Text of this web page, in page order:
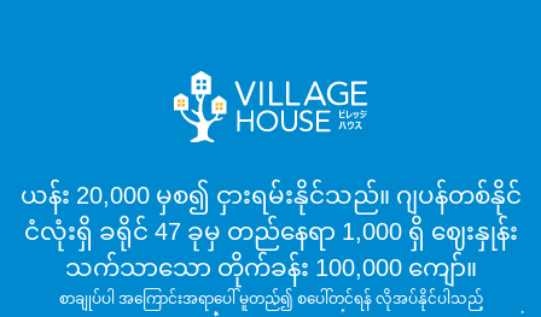
ယန်း 20,000 မှစ၍ ငှားရမ်းနိုင်သည်။ ဂျပန်တစ်နိုင်
ငံလုံးရှိ ခရိုင် 47 ခုမှ တည်နေရာ 1,000 ရှိ ဈေးနှုန်း
သက်သာသော တိုက်ခန်း 100,000 ကျော်။
စာချုပ်ပါ အကြောင်းအရာပေါ် မူတည်၍ စပေါ်တင်ရန် လိုအပ်နိုင်ပါသည်